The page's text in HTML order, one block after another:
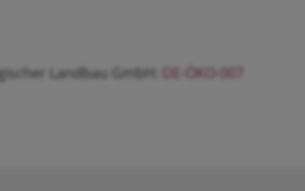
Landbau GmbH:
DE-ÖKO-007